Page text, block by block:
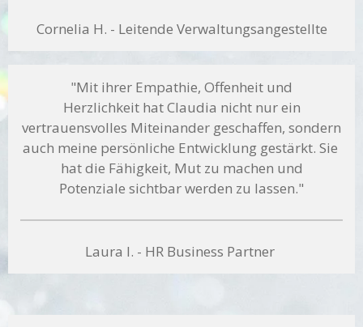
Cornelia H. - Leitende Verwaltungsangestellte
"Mit ihrer Empathie, Offenheit und
Herzlichkeit hat Claudia nicht nur ein
vertrauensvolles Miteinander geschaffen, sondern
auch meine persönliche Entwicklung gestärkt. Sie
hat die Fähigkeit, Mut zu machen und
Potenziale sichtbar werden zu lassen."
Laura I. - HR Business Partner